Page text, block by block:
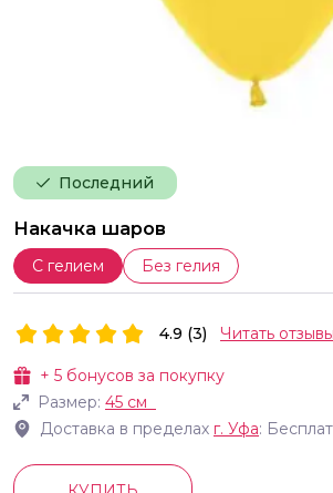
Последний
Накачка шаров
С гелием Без гелия
+ 5 бонусов за покупку
Размер: 45 см
Доставка в пределах г. Уфа:
4.9 (3) Читать отзывы